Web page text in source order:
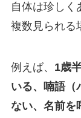
自体は珍しく
複数見られる
例えば、 1歳
いる、喃語（
ない、名前を